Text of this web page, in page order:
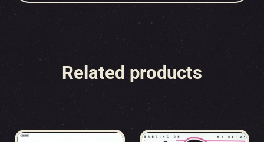
Related products